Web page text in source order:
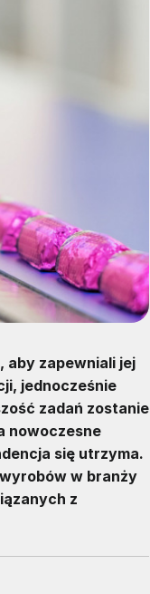
aby zapewniali jej
jednocześnie
zadań zostanie
nowoczesne
się utrzyma.
w branży
z